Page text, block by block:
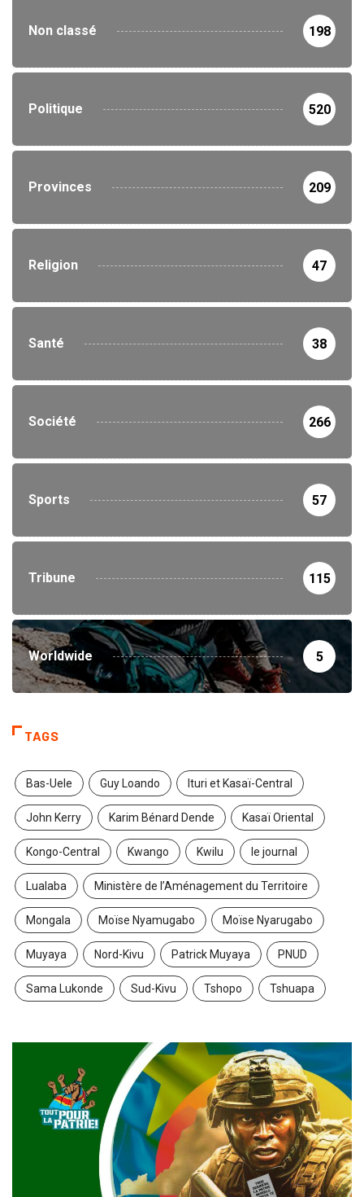
Non classé 198
Politique 520
Provinces 209
Religion 47
Santé 38
Société 266
Sports 57
Tribune 115
Worldwide 5
TAGS
Bas-Uele Guy Loando Ituri et Kasaï-Central
John Kerry Karim Bénard Dende Kasaï Oriental
Kongo-Central Kwango Kwilu le journal
Lualaba Ministère de l’Aménagement du Territoire
Mongala Moïse Nyamugabo Moïse Nyarugabo
Muyaya Nord-Kivu Patrick Muyaya PNUD
Sama Lukonde Sud-Kivu Tshopo Tshuapa